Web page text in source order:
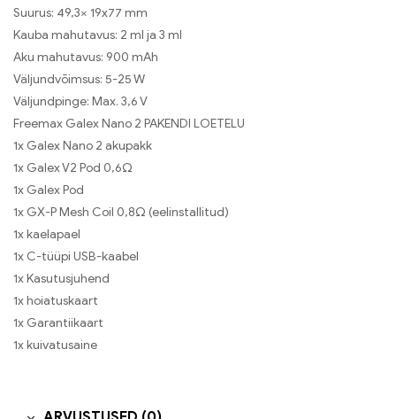
Suurus: 49,3× 19x77 mm
Kauba mahutavus: 2 ml ja 3 ml
Aku mahutavus: 900 mAh
Väljundvõimsus: 5-25 W
Väljundpinge: Max. 3,6 V
Freemax Galex Nano 2 PAKENDI LOETELU
1x Galex Nano 2 akupakk
1x Galex V2 Pod 0,6Ω
1x Galex Pod
1x GX-P Mesh Coil 0,8Ω (eelinstallitud)
1x kaelapael
1x C-tüüpi USB-kaabel
1x Kasutusjuhend
1x hoiatuskaart
1x Garantiikaart
1x kuivatusaine